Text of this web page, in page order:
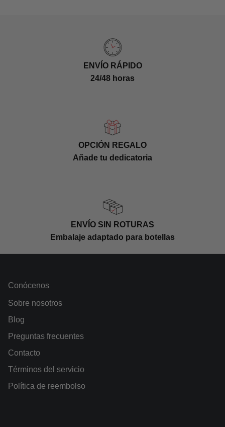
ENVÍO RÁPIDO
24/48 horas
OPCIÓN REGALO
Añade tu dedicatoria
ENVÍO SIN ROTURAS
Embalaje adaptado para botellas
Conócenos
Sobre nosotros
Blog
Preguntas frecuentes
Contacto
Términos del servicio
Política de reembolso